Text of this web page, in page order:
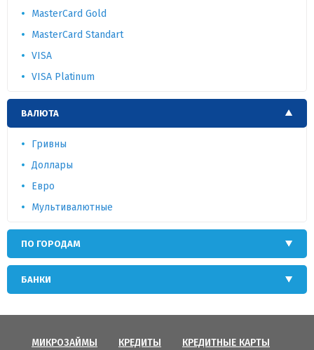
MasterCard Gold
MasterCard Standart
VISA
VISA Platinum
ВАЛЮТА
Гривны
Доллары
Евро
Мультивалютные
ПО ГОРОДАМ
БАНКИ
МИКРОЗАЙМЫ КРЕДИТЫ КРЕДИТНЫЕ КАРТЫ